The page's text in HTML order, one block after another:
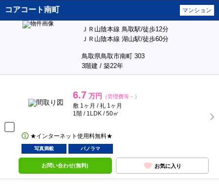
コアコート南町 マンション
ＪＲ山陰本線 鳥取駅/徒歩12分
ＪＲ山陰本線 湖山駅/徒歩60分
鳥取県鳥取市南町 303
3階建 / 築22年
6.7 万円 （管理費等－）
敷 1ヶ月 / 礼 1ヶ月
1階 / 1LDK / 50㎡
★インターネット使用料無料★
写真満載 パノラマ
お問い合わせ(無料) お気に入り